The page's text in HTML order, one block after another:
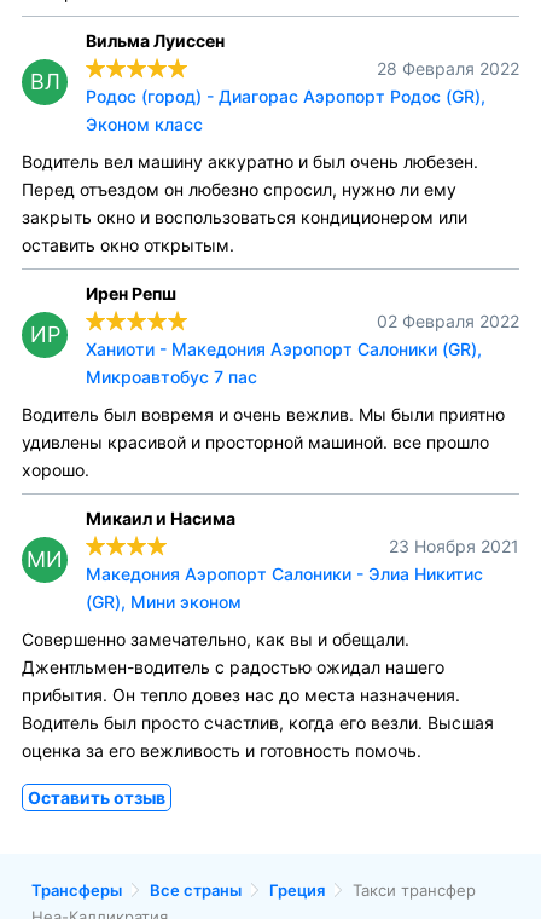
ВЛ
Вильма Луиссен
28 Февраля 2022
Родос (город) - Диагорас Аэропорт Родос (GR),
Эконом класс
Водитель вел машину аккуратно и был очень любезен.
Перед отъездом он любезно спросил, нужно ли ему
закрыть окно и воспользоваться кондиционером или
оставить окно открытым.
ИР
Ирен Репш
02 Февраля 2022
Ханиоти - Македония Аэропорт Салоники (GR),
Микроавтобус 7 пас
Водитель был вовремя и очень вежлив. Мы были приятно
удивлены красивой и просторной машиной. все прошло
хорошо.
МИ
Микаил и Насима
23 Ноября 2021
Македония Аэропорт Салоники - Элиа Никитис
(GR), Мини эконом
Совершенно замечательно, как вы и обещали.
Джентльмен-водитель с радостью ожидал нашего
прибытия. Он тепло довез нас до места назначения.
Водитель был просто счастлив, когда его везли. Высшая
оценка за его вежливость и готовность помочь.
Оставить отзыв
Трансферы Все страны Греция
Такси трансфер